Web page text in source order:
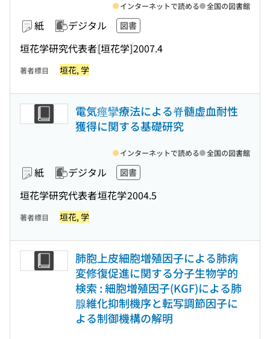
紙 デジタル 図書
垣花学研究代表者[垣花学]2007.4
インターネットで読める 全国の図書館
著者標目 垣花, 学
電気痙攣療法による脊髄虚血耐性
獲得に関する基礎研究
紙 デジタル 図書
垣花学研究代表者垣花学2004.5
インターネットで読める 全国の図書館
著者標目 垣花, 学
肺胞上皮細胞増殖因子による肺病
変修復促進に関する分子生物学的
検索 : 細胞増殖因子(KGF)による肺
腺維化抑制機序と転写調節因子に
よる制御機構の解明